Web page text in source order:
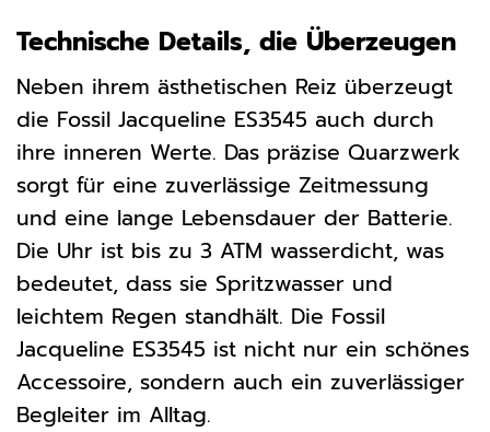
Technische Details, die Überzeugen
Neben ihrem ästhetischen Reiz überzeugt
die Fossil Jacqueline ES3545 auch durch
ihre inneren Werte. Das präzise Quarzwerk
sorgt für eine zuverlässige Zeitmessung
und eine lange Lebensdauer der Batterie.
Die Uhr ist bis zu 3 ATM wasserdicht, was
bedeutet, dass sie Spritzwasser und
leichtem Regen standhält. Die Fossil
Jacqueline ES3545 ist nicht nur ein schönes
Accessoire, sondern auch ein zuverlässiger
Begleiter im Alltag.